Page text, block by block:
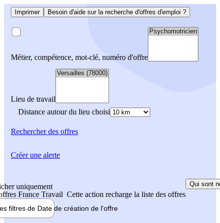
Imprimer Besoin d'aide sur la recherche d'offres d'emploi ?
Métier, compétence, mot-clé, numéro d'offre
Lieu de travail
Distance autour du lieu choisi
Rechercherdes offres
uniquement
France Travail Cette action recharge la liste des offres
Qui sont
filtres de Date de création de l'offre
Créer une alerte